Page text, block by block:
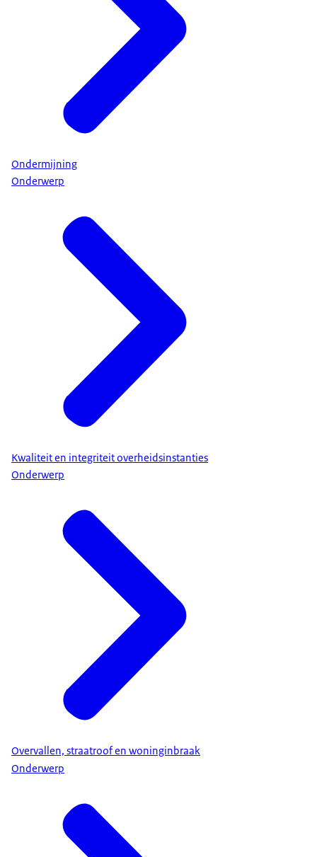
Ondermijning
Onderwerp
Kwaliteit en integriteit overheidsinstanties
Onderwerp
Overvallen, straatroof en woninginbraak
Onderwerp